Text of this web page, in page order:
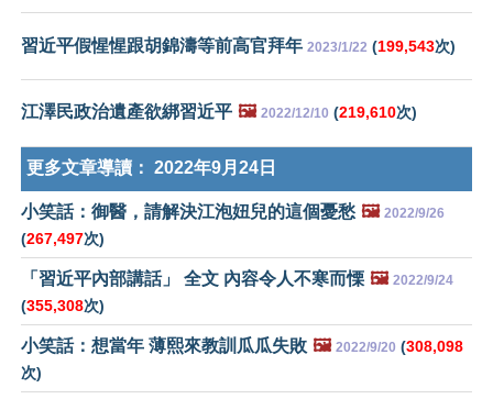
習近平假惺惺跟胡錦濤等前高官拜年 2023/1/22 (199,543次)
江澤民政治遺產欲綁習近平 🖼️ 2022/12/10 (219,610次)
更多文章導讀： 2022年9月24日
小笑話：御醫，請解決江泡妞兒的這個憂愁 🖼️ 2022/9/26
(267,497次)
「習近平內部講話」 全文 內容令人不寒而慄 🖼️ 2022/9/24
(355,308次)
小笑話：想當年 薄熙來教訓瓜瓜失敗 🖼️ 2022/9/20 (308,098
次)